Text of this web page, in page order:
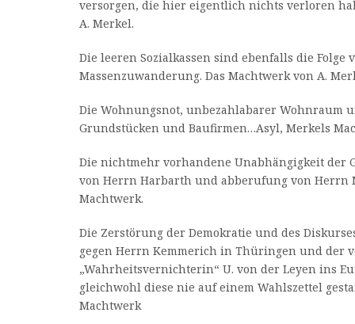
versorgen, die hier eigentlich nichts verloren
A. Merkel.
Die leeren Sozialkassen sind ebenfalls die Folge
Massenzuwanderung. Das Machtwerk von A.
Die Wohnungsnot, unbezahlabarer Wohnraum
Grundstücken und Baufirmen…Asyl, Merkels
Die nichtmehr vorhandene Unabhängigkeit der
von Herrn Harbarth und abberufung von Herrn
Machtwerk.
Die Zerstörung der Demokratie und des
gegen Herrn Kemmerich in Thüringen und der
„Wahrheitsvernichterin“ U. von der Leyen ins
gleichwohl diese nie auf einem Wahlszettel
Machtwerk